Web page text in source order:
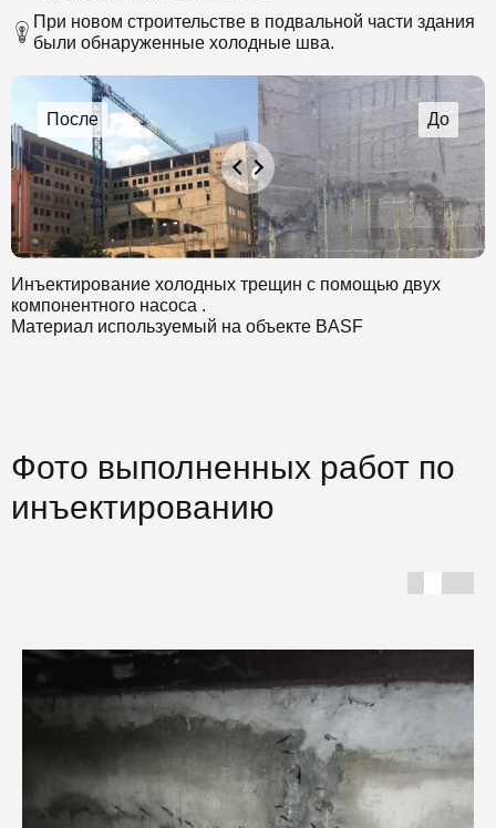
При новом строительстве в подвальной части здания
были обнаруженные холодные шва.
Инъектирование холодных трещин с помощью двух
компонентного насоса .
Материал используемый на объекте BASF
Фото выполненных работ по
инъектированию